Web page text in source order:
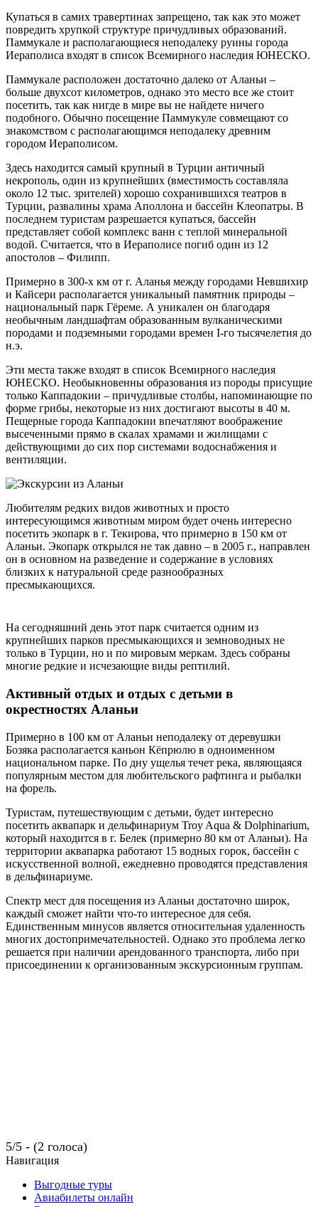
Купаться в самих травертинах запрещено, так как это может
повредить хрупкой структуре причудливых образований.
Паммукале и располагающиеся неподалеку руины города
Иераполиса входят в список Всемирного наследия ЮНЕСКО.
Паммукале расположен достаточно далеко от Аланьи –
больше двухсот километров, однако это место все же стоит
посетить, так как нигде в мире вы не найдете ничего
подобного. Обычно посещение Паммукуле совмещают со
знакомством с располагающимся неподалеку древним
городом Иераполисом.
Здесь находится самый крупный в Турции античный
некрополь, один из крупнейших (вместимость составляла
около 12 тыс. зрителей) хорошо сохранившихся театров в
Турции, развалины храма Аполлона и бассейн Клеопатры. В
последнем туристам разрешается купаться, бассейн
представляет собой комплекс ванн с теплой минеральной
водой. Считается, что в Иераполисе погиб один из 12
апостолов – Филипп.
Примерно в 300-х км от г. Аланья между городами Невшихир
и Кайсери располагается уникальный памятник природы –
национальный парк Гёреме. А уникален он благодаря
необычным ландшафтам образованным вулканическими
породами и подземными городами времен I-го тысячелетия до
н.э.
Эти места также входят в список Всемирного наследия
ЮНЕСКО. Необыкновенны образования из породы присущие
только Каппадокии – причудливые столбы, напоминающие по
форме грибы, некоторые из них достигают высоты в 40 м.
Пещерные города Каппадокии впечатляют воображение
высеченными прямо в скалах храмами и жилищами с
действующими до сих пор системами водоснабжения и
вентиляции.
Любителям редких видов животных и просто
интересующимся животным миром будет очень интересно
посетить экопарк в г. Текирова, что примерно в 150 км от
Аланьи. Экопарк открылся не так давно – в 2005 г., направлен
он в основном на разведение и содержание в условиях
близких к натуральной среде разнообразных
пресмыкающихся.
На сегодняшний день этот парк считается одним из
крупнейших парков пресмыкающихся и земноводных не
только в Турции, но и по мировым меркам. Здесь собраны
многие редкие и исчезающие виды рептилий.
Активный отдых и отдых с детьми в
окрестностях Аланьи
Примерно в 100 км от Аланьи неподалеку от деревушки
Бозяка располагается каньон Кёпрюлю в одноименном
национальном парке. По дну ущелья течет река, являющаяся
популярным местом для любительского рафтинга и рыбалки
на форель.
Туристам, путешествующим с детьми, будет интересно
посетить аквапарк и дельфинариум Troy Aqua & Dolphinarium,
который находится в г. Белек (примерно 80 км от Аланьи). На
территории аквапарка работают 15 водных горок, бассейн с
искусственной волной, ежедневно проводятся представления
в дельфинариуме.
Спектр мест для посещения из Аланьи достаточно широк,
каждый сможет найти что-то интересное для себя.
Единственным минусов является относительная удаленность
многих достопримечательностей. Однако это проблема легко
решается при наличии арендованного транспорта, либо при
присоединении к организованным экскурсионным группам.
5/5 - (2 голоса)
Навигация
Выгодные туры
Авиабилеты онлайн